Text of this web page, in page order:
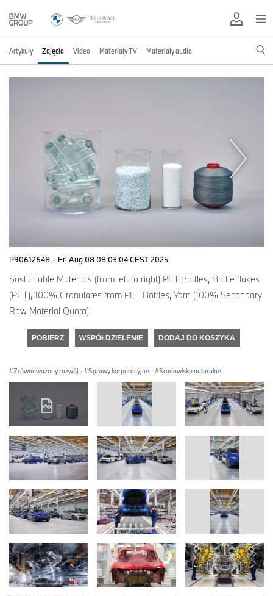
Artykuły Zdjęcia Video Materiały TV Materiały audio
P90612648 · Fri Aug 08 08:03:04 CEST 2025
Sustainable Materials (from left to right) PET Bottles, Bottle flakes
(PET), 100% Granulates from PET Bottles, Yarn (100% Secondary
Raw Material Quota)
POBIERZ WSPÓŁDZIELENIE DODAJ DO KOSZYKA
Zrównoważony rozwój · Sprawy korporacyjne · Środowisko naturalne